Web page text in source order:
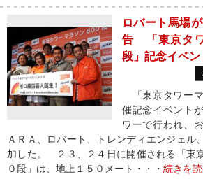
ロバート馬場
告 「東京タ
段」記念イベン
「東京タワー
催記念イベント
ワーで行われ、
ＡＲＡ、ロバート、トレンディエンジェル
加した。 ２３、２４日に開催される「東
０段」は、地上１５０メート・・・ 続きを